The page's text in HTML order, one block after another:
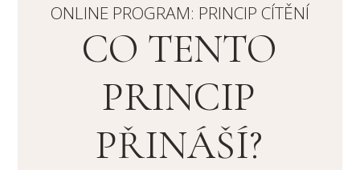
ONLINE PROGRAM: PRINCIP CÍTĚNÍ
CO TENTO
PRINCIP
PŘINÁŠÍ?